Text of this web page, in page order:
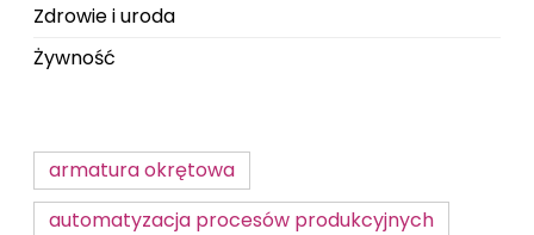
Zdrowie i uroda
Żywność
armatura okrętowa
automatyzacja procesów produkcyjnych